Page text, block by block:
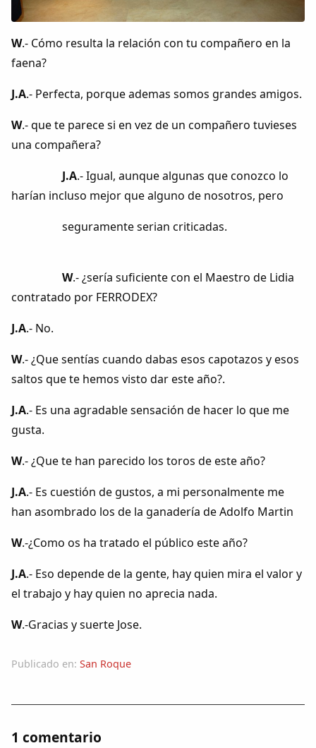
W.- Cómo resulta la relación con tu compañero en la
faena?
J.A.- Perfecta, porque ademas somos grandes amigos.
W.- que te parece si en vez de un compañero tuvieses
una compañera?
J.A.- Igual, aunque algunas que conozco lo
harían incluso mejor que alguno de nosotros, pero
seguramente serian criticadas.
W.- ¿sería suficiente con el Maestro de Lidia
contratado por FERRODEX?
J.A.- No.
W.- ¿Que sentías cuando dabas esos capotazos y esos
saltos que te hemos visto dar este año?.
J.A.- Es una agradable sensación de hacer lo que me
gusta.
W.- ¿Que te han parecido los toros de este año?
J.A.- Es cuestión de gustos, a mi personalmente me
han asombrado los de la ganadería de Adolfo Martin
W.-¿Como os ha tratado el público este año?
J.A.- Eso depende de la gente, hay quien mira el valor y
el trabajo y hay quien no aprecia nada.
W.-Gracias y suerte Jose.
Publicado en: San Roque
1 comentario